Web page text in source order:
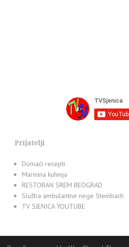
Prijatelji
Domaći recepti
Marinina kuhinja
RESTORAN SREM BEOGRAD
Služba ambulantne nege Steinbach
TV SJENICA YOUTUBE